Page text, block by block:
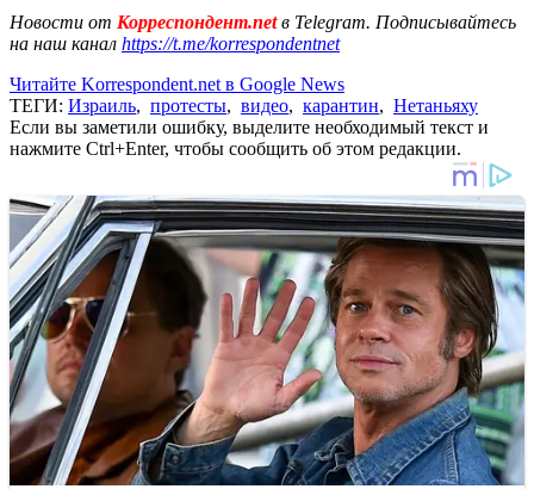
Новости от Корреспондент.netв Telegram. Подписывайтесь
на наш канал https://t.me/korrespondentnet
Читайте Korrespondent.net в Google News
ТЕГИ: Израиль, протесты, видео, карантин, Нетаньяху
Если вы заметили ошибку, выделите необходимый текст и
нажмите Ctrl+Enter, чтобы сообщить об этом редакции.